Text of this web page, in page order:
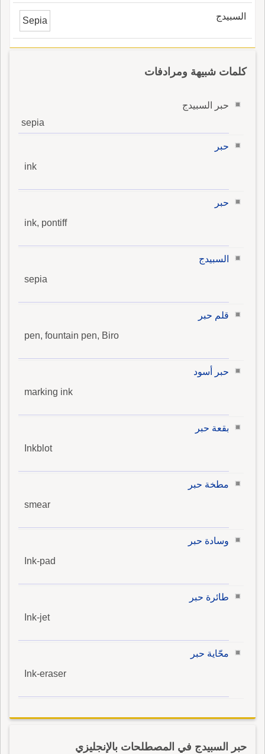
السبيدج Sepia
كلمات شبيهة ومرادفات
حبر السبيدج
sepia
حبر
ink
حبر
ink, pontiff
السبيدج
sepia
قلم حبر
pen, fountain pen, Biro
حبر أسود
marking ink
بقعة حبر
Inkblot
مطخة حبر
smear
وسادة حبر
Ink-pad
طائرة حبر
Ink-jet
محّاية حبر
Ink-eraser
حبر السبيدج في المصطلحات بالإنجليزي